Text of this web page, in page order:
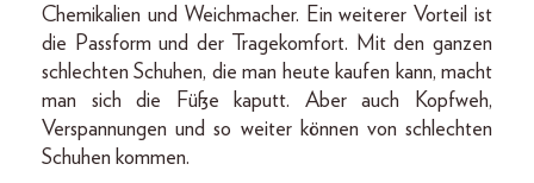
Chemikalien und Weichmacher. Ein weiterer Vorteil ist
die Passform und der Tragekomfort. Mit den ganzen
schlechten Schuhen, die man heute kaufen kann, macht
man sich die Füße kaputt. Aber auch Kopfweh,
Verspannungen und so weiter können von schlechten
Schuhen kommen.